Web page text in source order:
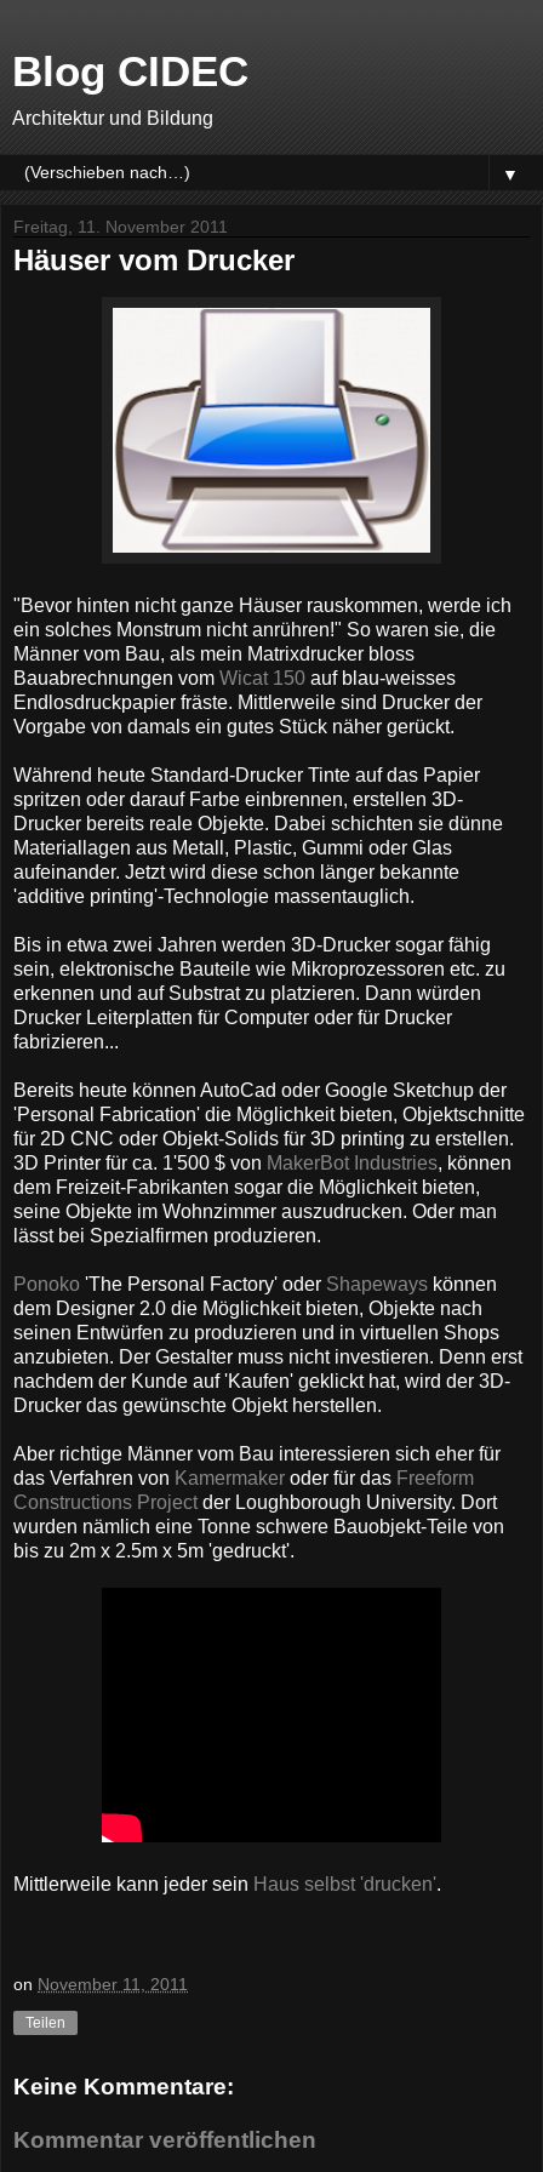
Blog CIDEC
Architektur und Bildung
▼
Freitag, 11. November 2011
Häuser vom Drucker
"Bevor hinten nicht ganze Häuser rauskommen, werde ich
ein solches Monstrum nicht anrühren!" So waren sie, die
Männer vom Bau, als mein Matrixdrucker bloss
Bauabrechnungen vom Wicat 150 auf blau-weisses
Endlosdruckpapier fräste. Mittlerweile sind Drucker der
Vorgabe von damals ein gutes Stück näher gerückt.
Während heute Standard-Drucker Tinte auf das Papier
spritzen oder darauf Farbe einbrennen, erstellen 3D-
Drucker bereits reale Objekte. Dabei schichten sie dünne
Materiallagen aus Metall, Plastic, Gummi oder Glas
aufeinander. Jetzt wird diese schon länger bekannte
'additive printing'-Technologie massentauglich.
Bis in etwa zwei Jahren werden 3D-Drucker sogar fähig
sein, elektronische Bauteile wie Mikroprozessoren etc. zu
erkennen und auf Substrat zu platzieren. Dann würden
Drucker Leiterplatten für Computer oder für Drucker
fabrizieren...
Bereits heute können AutoCad oder Google Sketchup der
'Personal Fabrication' die Möglichkeit bieten, Objektschnitte
für 2D CNC oder Objekt-Solids für 3D printing zu erstellen.
3D Printer für ca. 1'500 $ von MakerBot Industries, können
dem Freizeit-Fabrikanten sogar die Möglichkeit bieten,
seine Objekte im Wohnzimmer auszudrucken. Oder man
lässt bei Spezialfirmen produzieren.
Ponoko 'The Personal Factory' oder Shapeways können
dem Designer 2.0 die Möglichkeit bieten, Objekte nach
seinen Entwürfen zu produzieren und in virtuellen Shops
anzubieten. Der Gestalter muss nicht investieren. Denn erst
nachdem der Kunde auf 'Kaufen' geklickt hat, wird der 3D-
Drucker das gewünschte Objekt herstellen.
Aber richtige Männer vom Bau interessieren sich eher für
das Verfahren von Kamermaker oder für das Freeform
Constructions Project der Loughborough University. Dort
wurden nämlich eine Tonne schwere Bauobjekt-Teile von
bis zu 2m x 2.5m x 5m 'gedruckt'.
Mittlerweile kann jeder sein Haus selbst 'drucken'.
on November 11, 2011
Teilen
Keine Kommentare:
Kommentar veröffentlichen